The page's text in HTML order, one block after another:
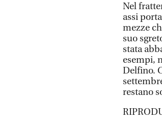
Nel
assi
mezze
suo
stata
esempi,
Delfino.
restano